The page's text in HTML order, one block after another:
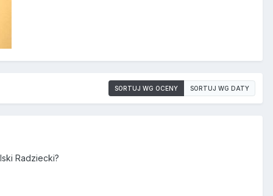
SORTUJ WG OCENY SORTUJ WG DATY
Radziecki?